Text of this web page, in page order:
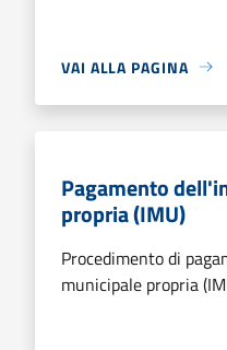
VAI ALLA PAGINA
Pagamento
propria (IMU)
Procedimento di
municipale propria